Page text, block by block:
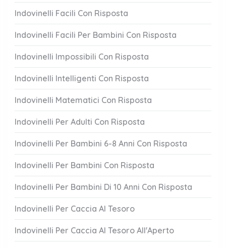
Indovinelli Facili Con Risposta
Indovinelli Facili Per Bambini Con Risposta
Indovinelli Impossibili Con Risposta
Indovinelli Intelligenti Con Risposta
Indovinelli Matematici Con Risposta
Indovinelli Per Adulti Con Risposta
Indovinelli Per Bambini 6-8 Anni Con Risposta
Indovinelli Per Bambini Con Risposta
Indovinelli Per Bambini Di 10 Anni Con Risposta
Indovinelli Per Caccia Al Tesoro
Indovinelli Per Caccia Al Tesoro All'Aperto